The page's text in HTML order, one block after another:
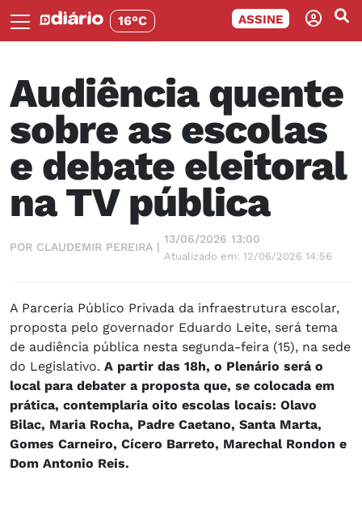
16°C ASSINE
Audiência quente
sobre as escolas
e debate eleitoral
na TV pública
POR CLAUDEMIR PEREIRA |
13/06/2026 13:00
Atualizado em: 12/06/2026 14:56
A Parceria Público Privada da infraestrutura escolar,
proposta pelo governador Eduardo Leite, será tema
de audiência pública nesta segunda-feira (15), na sede
do Legislativo. A partir das 18h, o Plenário será o
local para debater a proposta que, se colocada em
prática, contemplaria oito escolas locais: Olavo
Bilac, Maria Rocha, Padre Caetano, Santa Marta,
Gomes Carneiro, Cícero Barreto, Marechal Rondon e
Dom Antonio Reis.